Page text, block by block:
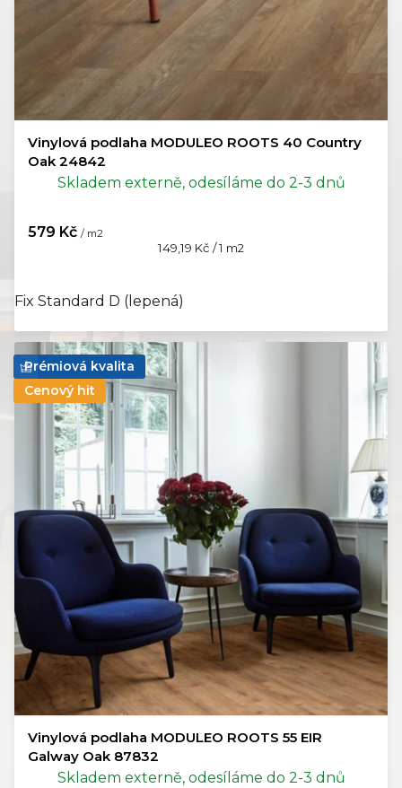
Vinylová podlaha MODULEO ROOTS 40 Country
Oak 24842
Skladem externě, odesíláme do 2-3 dnů
579 Kč / m2
Měrná
149,19 Kč / 1 m2
Fix Standard D (lepená)
Prémiová kvalita
Cenový hit
Vinylová podlaha MODULEO ROOTS 55 EIR
Galway Oak 87832
Skladem externě, odesíláme do 2-3 dnů